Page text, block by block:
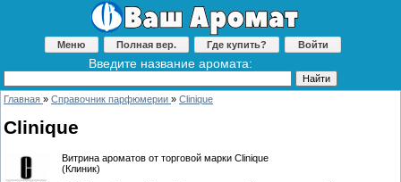
Меню Полная вер. Где купить? Войти
Введите название аромата:
Главная » Справочник парфюмерии » Clinique
Clinique
Витрина ароматов от торговой марки Clinique
(Клиник)